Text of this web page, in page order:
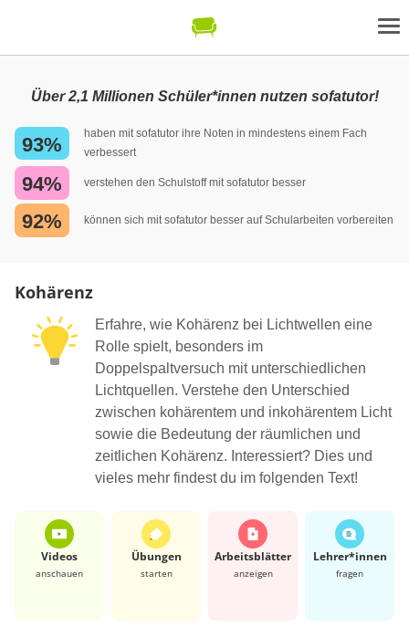
Über 2,1 Millionen Schüler*innen nutzen sofatutor!
93%
haben mit sofatutor ihre Noten in mindestens einem Fach
verbessert
94% verstehen den Schulstoff mit sofatutor besser
92% können sich mit sofatutor besser auf Schularbeiten vorbereiten
Kohärenz
Erfahre, wie Kohärenz bei Lichtwellen eine
Rolle spielt, besonders im
Doppelspaltversuch mit unterschiedlichen
Lichtquellen. Verstehe den Unterschied
zwischen kohärentem und inkohärentem Licht
sowie die Bedeutung der räumlichen und
zeitlichen Kohärenz. Interessiert? Dies und
vieles mehr findest du im folgenden Text!
Videos
anschauen
Übungen
starten
Arbeits­blätter
anzeigen
Lehrer*​innen
fragen